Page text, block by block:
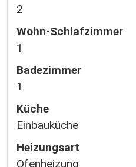
2
Wohn-Schlafzimmer
1
Badezimmer
1
Küche
Einbauküche
Heizungsart
Ofenheizung